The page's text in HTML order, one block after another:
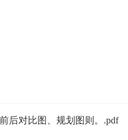
后对比图、规划图则。.pdf